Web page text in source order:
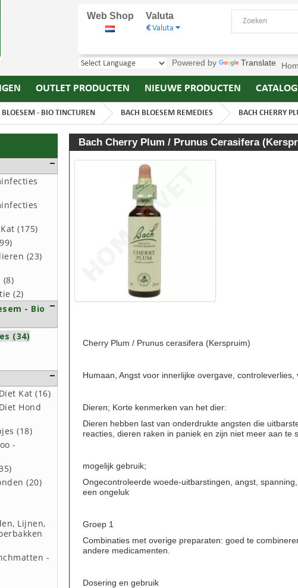
Web Shop Valuta
€Valuta
Powered by Translate
OUTLET PRODUCTEN NIEUWE PRODUCTEN
BLOESEM - BIO TINCTUREN BACH BLOESEM REMEDIES BACH CHERRY
(175)
(23)
(8)
(2)
- Bio
(34)
Kat (16)
Hond
(18)
-
(20)
Lijnen,
-
Bach Cherry Plum / Prunus Cerasifera
Cherry Plum / Prunus cerasifera (Kerspruim)
Humaan, Angst voor innerlijke overgave,
Dieren; Korte kenmerken van het dier:
Dieren hebben last van onderdrukte angsten die
reacties, dieren raken in paniek en zijn niet meer aan te
mogelijk gebruik;
Ongecontroleerde woede-uitbarstingen, angst,
een ongeluk
Groep 1
Combinaties met overige preparaten: goed te
andere medicamenten.
Dosering en gebruik